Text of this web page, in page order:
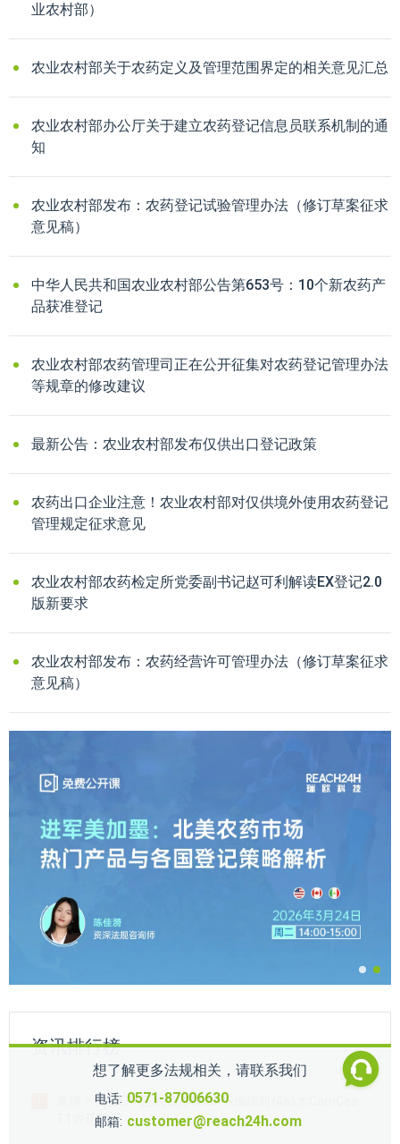
想了解更多法规相关，请联系我们
电话: 0571-87006630
邮箱: customer@reach24h.com
业农村部）
农业农村部关于农药定义及管理范围界定的相关意见汇总
农业农村部办公厅关于建立农药登记信息员联系机制的通
知
农业农村部发布：农药登记试验管理办法（修订草案征求
意见稿）
​中华人民共和国农业农村部公告第653号：10个新农药产
品获准登记
农业农村部农药管理司正在公开征集对农药登记管理办法
等规章的修改建议
最新公告：农业农村部发布仅供出口登记政策
农药出口企业注意！农业农村部对仅供境外使用农药登记
管理规定征求意见
农业农村部农药检定所党委副书记赵可利解读EX登记2.0
版新要求
农业农村部发布：农药经营许可管理办法（修订草案征求
意见稿）
资讯排行榜
重磅！美国EPA正式批准CRISPR编辑柑橘砧木CarriCea
T1农药登记